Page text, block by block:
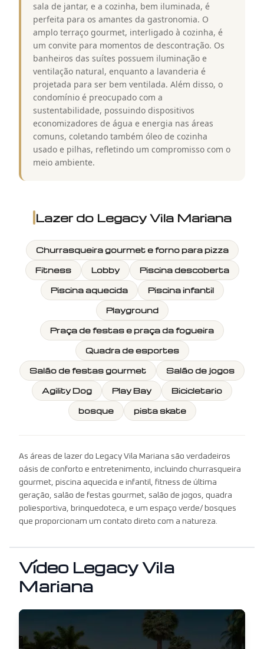
sala de jantar, e a cozinha, bem iluminada, é
perfeita para os amantes da gastronomia. O
amplo terraço gourmet, interligado à cozinha, é
um convite para momentos de descontração. Os
banheiros das suítes possuem iluminação e
ventilação natural, enquanto a lavanderia é
projetada para ser bem ventilada. Além disso, o
condomínio é preocupado com a
sustentabilidade, possuindo dispositivos
economizadores de água e energia nas áreas
comuns, coletando também óleo de cozinha
usado e pilhas, refletindo um compromisso com o
meio ambiente.
Lazer do Legacy Vila Mariana
Churrasqueira gourmet e forno para pizza
Fitness
Lobby
Piscina descoberta
Piscina aquecida
Piscina infantil
Playground
Praça de festas e praça da fogueira
Quadra de esportes
Salão de festas gourmet
Salão de jogos
Agility Dog
Play Bay
Bicicletario
bosque
pista skate
As áreas de lazer do Legacy Vila Mariana são verdadeiros
oásis de conforto e entretenimento, incluindo churrasqueira
gourmet, piscina aquecida e infantil, fitness de última
geração, salão de festas gourmet, salão de jogos, quadra
poliesportiva, brinquedoteca, e um espaço verde/ bosques
que proporcionam um contato direto com a natureza.
Vídeo Legacy Vila
Mariana